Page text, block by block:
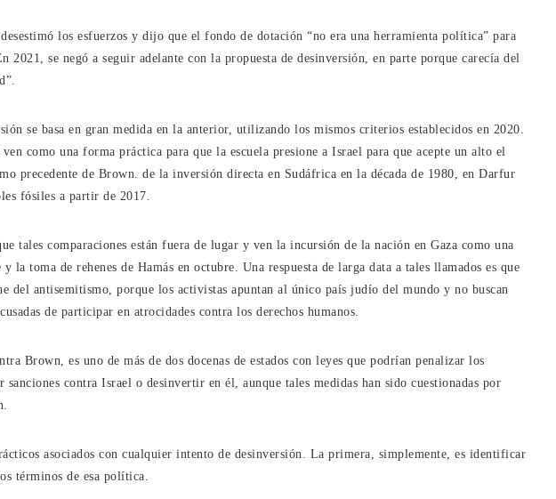
los esfuerzos y dijo que el fondo de dotación “no era una herramienta política” para
2021, se negó a seguir adelante con la propuesta de desinversión, en parte porque carecía del
se basa en gran medida en la anterior, utilizando los mismos criterios establecidos en 2020.
como una forma práctica para que la escuela presione a Israel para que acepte un alto el
precedente de Brown. de la inversión directa en Sudáfrica en la década de 1980, en Darfur
fósiles a partir de 2017.
tales comparaciones están fuera de lugar y ven la incursión de la nación en Gaza como una
y la toma de rehenes de Hamás en octubre. Una respuesta de larga data a tales llamados es que
del antisemitismo, porque los activistas apuntan al único país judío del mundo y no buscan
de participar en atrocidades contra los derechos humanos.
Brown, es uno de más de dos docenas de estados con leyes que podrían penalizar los
sanciones contra Israel o desinvertir en él, aunque tales medidas han sido cuestionadas por
asociados con cualquier intento de desinversión. La primera, simplemente, es identificar
términos de esa política.